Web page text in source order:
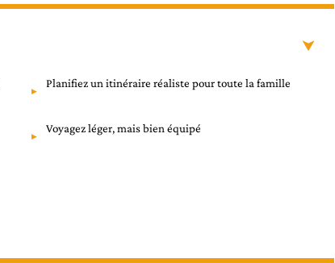
Planifiez un itinéraire réaliste pour toute la famille
Voyagez léger, mais bien équipé